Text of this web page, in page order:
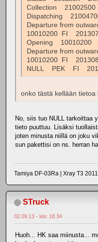
Collection
Dispatching
Departure from
10010200 FI
Opening 10010200
Departure from
10010200 FI
NULL PEK FI
onko tästä kellään tietoa
No, siis tuo NULL tarkoittaa
tieto puuttuu. Lisäksi
joten minusta niillä on joku
sun pakettisi on ns. herran
Tamiya DF-03Ra | Xray T3
STruck
02.09.13 - klo: 18.34
Huoh... HK saa miinusta...